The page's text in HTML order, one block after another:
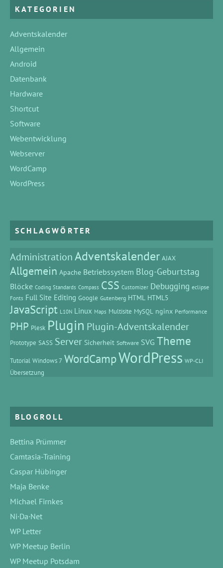
KATEGORIEN
Adventskalender
Allgemein
Android
Datenbank
Hardware
Shortcut
Software
Webentwicklung
Webserver
WordCamp
WordPress
SCHLAGWÖRTER
AdministrationAdventskalender AJAX
Allgemein Apache Betriebssystem Blog-Geburtstag
Blöcke Coding Standards Compass CSS Customizer Debugging eclipse
Fonts Full Site Editing Google Gutenberg HTML HTML5
JavaScript L10N Linux Maps Multisite MySQL nginx Performance
PHP Plesk Plugin Plugin-Adventskalender
Prototype SASS Server Sicherheit Software SVG Theme
Tutorial Windows 7 WordCampWordPress WP-CLI
Übersetzung
BLOGROLL
Bettina Prümmer
Camtasia-Training
Caspar Hübinger
Maja Benke
Michael Firnkes
Ni·Da·Net
WP Letter
WP Meetup Berlin
WP Meetup Potsdam